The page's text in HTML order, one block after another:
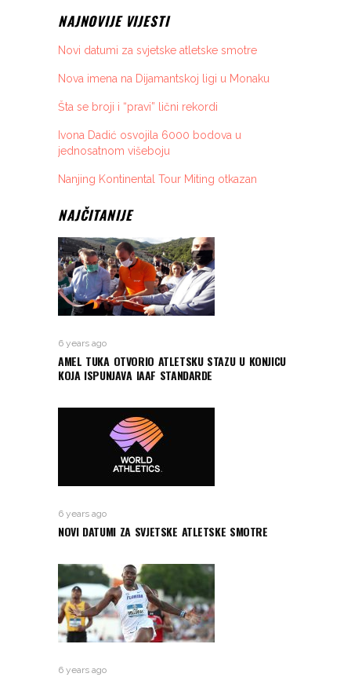
NAJNOVIJE VIJESTI
Novi datumi za svjetske atletske smotre
Nova imena na Dijamantskoj ligi u Monaku
Šta se broji i “pravi” lični rekordi
Ivona Dadić osvojila 6000 bodova u
jednosatnom višeboju
Nanjing Kontinental Tour Miting otkazan
NAJČITANIJE
6 years ago
AMEL TUKA OTVORIO ATLETSKU STAZU U KONJICU
KOJA ISPUNJAVA IAAF STANDARDE
6 years ago
NOVI DATUMI ZA SVJETSKE ATLETSKE SMOTRE
6 years ago